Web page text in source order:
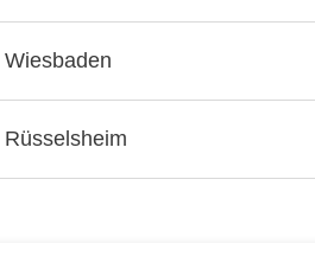
Wiesbaden
Rüsselsheim